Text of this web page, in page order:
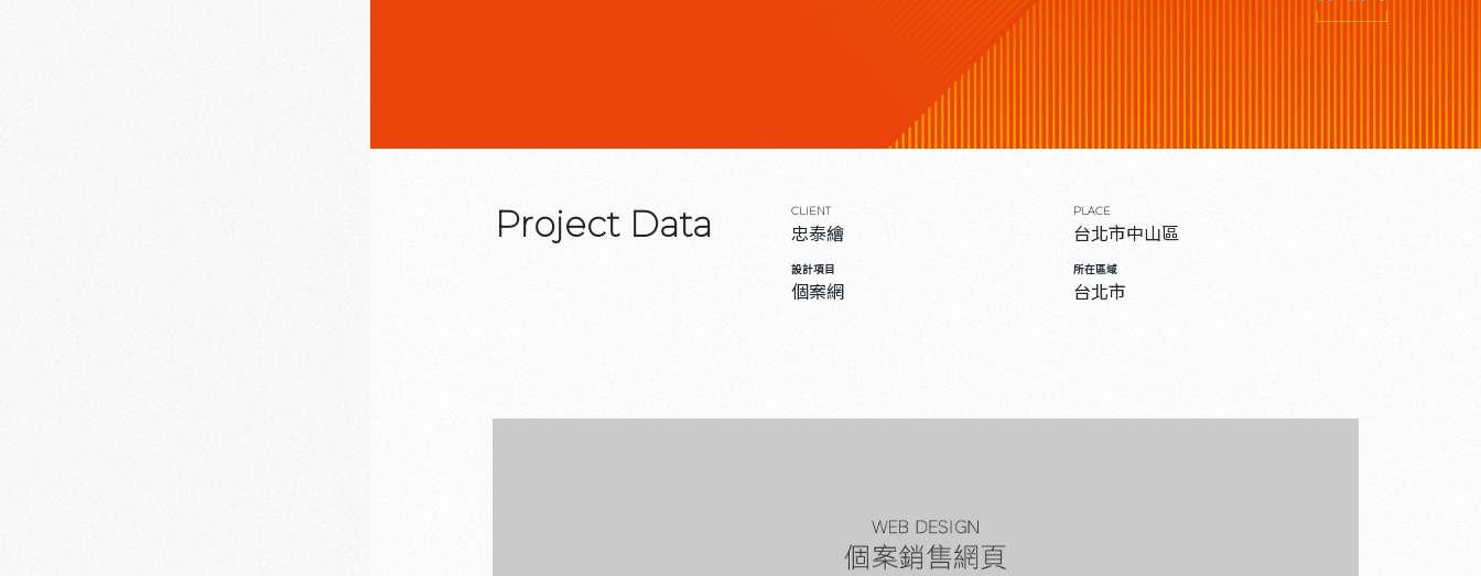
Project Data CLIENT
忠泰繪
PLACE
台北市中山區
設計項目
個案網
所在區域
台北市